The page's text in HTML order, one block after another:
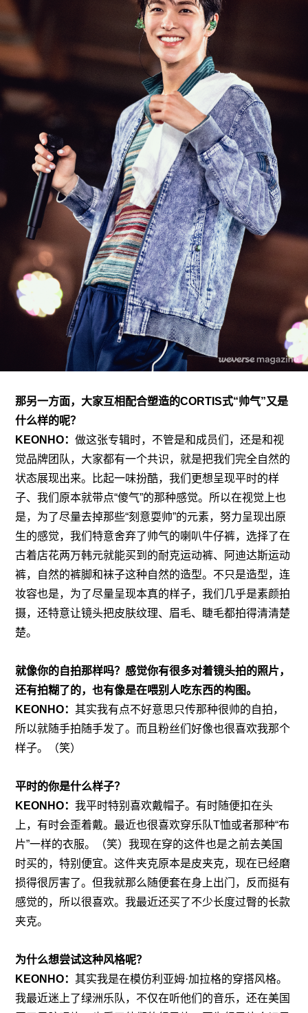
那另一方面，大家互相配合塑造的CORTIS式“帅气”又是
什么样的呢？
KEONHO：做这张专辑时，不管是和成员们，还是和视
觉品牌团队，大家都有一个共识，就是把我们完全自然的
状态展现出来。比起一味扮酷，我们更想呈现平时的样
子、我们原本就带点“傻气”的那种感觉。所以在视觉上也
是，为了尽量去掉那些“刻意耍帅”的元素，努力呈现出原
生的感觉，我们特意舍弃了帅气的喇叭牛仔裤，选择了在
古着店花两万韩元就能买到的耐克运动裤、阿迪达斯运动
裤，自然的裤脚和袜子这种自然的造型。不只是造型，连
妆容也是，为了尽量呈现本真的样子，我们几乎是素颜拍
摄，还特意让镜头把皮肤纹理、眉毛、睫毛都拍得清清楚
楚。
就像你的自拍那样吗？感觉你有很多对着镜头拍的照片，
还有拍糊了的，也有像是在喂别人吃东西的构图。
KEONHO：其实我有点不好意思只传那种很帅的自拍，
所以就随手拍随手发了。而且粉丝们好像也很喜欢我那个
样子。（笑）
平时的你是什么样子？
KEONHO：我平时特别喜欢戴帽子。有时随便扣在头
上，有时会歪着戴。最近也很喜欢穿乐队T恤或者那种“布
片”一样的衣服。（笑）我现在穿的这件也是之前去美国
时买的，特别便宜。这件夹克原本是皮夹克，现在已经磨
损得很厉害了。但我就那么随便套在身上出门，反而挺有
感觉的，所以很喜欢。我最近还买了不少长度过臀的长款
夹克。
为什么想尝试这种风格呢？
KEONHO：其实我是在模仿利亚姆·加拉格的穿搭风格。
我最近迷上了绿洲乐队，不仅在听他们的音乐，还在美国